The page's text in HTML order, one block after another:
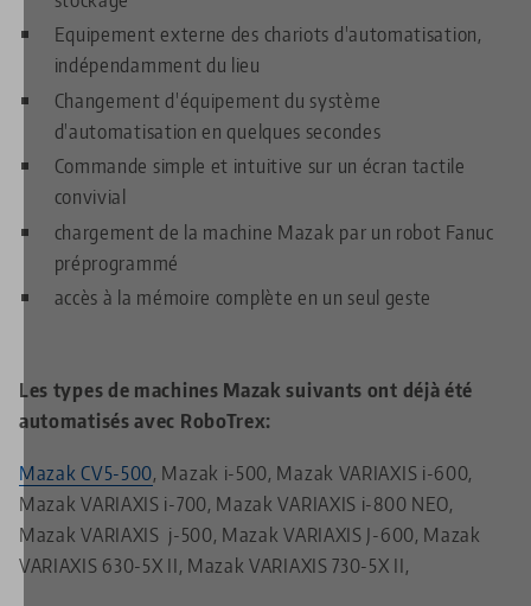
Equipement externe des chariots d'automatisation,
indépendamment du lieu
Changement d'équipement du système
d'automatisation en quelques secondes
Commande simple et intuitive sur un écran tactile
convivial
chargement de la machine Mazak par un robot Fanuc
préprogrammé
accès à la mémoire complète en un seul geste
Les types de machines Mazak suivants ont déjà été
automatisés avec RoboTrex:
Mazak CV5-500, Mazak i-500, Mazak VARIAXIS i-600,
Mazak VARIAXIS i-700, Mazak VARIAXIS i-800 NEO,
Mazak VARIAXIS j-500, Mazak VARIAXIS J-600, Mazak
VARIAXIS 630-5X II, Mazak VARIAXIS 730-5X II,